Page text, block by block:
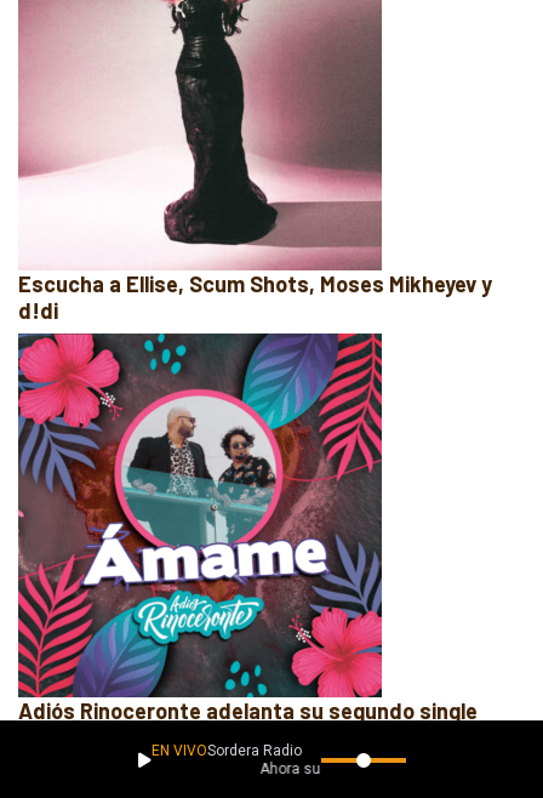
Escucha a Ellise, Scum Shots, Moses Mikheyev y
d!di
Adiós Rinoceronte adelanta su segundo single
EN VIVOSordera Radio
Ahora suena